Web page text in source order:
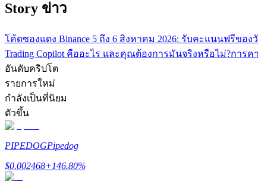
แนะนำ
Story ข่าว
โค้ดซองแดง Binance 5 ถึง 6 สิงหาคม 2026: รับคะแนนฟรีของ
Trading Copilot คืออะไร และคุณต้องการมันจริงหรือไม่?การค
อันดับคริปโต
รายการใหม่
กำลังเป็นที่นิยม
ตัวขึ้น
PIPEDOGPipedog
$0.002468+146.80%